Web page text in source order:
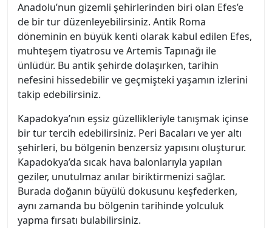
Anadolu’nun gizemli şehirlerinden biri olan Efes’e
de bir tur düzenleyebilirsiniz. Antik Roma
döneminin en büyük kenti olarak kabul edilen Efes,
muhteşem tiyatrosu ve Artemis Tapınağı ile
ünlüdür. Bu antik şehirde dolaşırken, tarihin
nefesini hissedebilir ve geçmişteki yaşamın izlerini
takip edebilirsiniz.
Kapadokya’nın eşsiz güzellikleriyle tanışmak içinse
bir tur tercih edebilirsiniz. Peri Bacaları ve yer altı
şehirleri, bu bölgenin benzersiz yapısını oluşturur.
Kapadokya’da sıcak hava balonlarıyla yapılan
geziler, unutulmaz anılar biriktirmenizi sağlar.
Burada doğanın büyülü dokusunu keşfederken,
aynı zamanda bu bölgenin tarihinde yolculuk
yapma fırsatı bulabilirsiniz.